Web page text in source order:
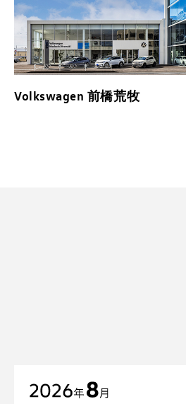
Volkswagen 前橋荒牧